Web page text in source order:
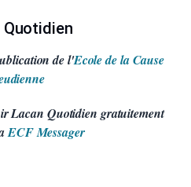
Quotidien
de l'Ecole de la Cause
Lacan Quotidien gratuitement
ECF Messager